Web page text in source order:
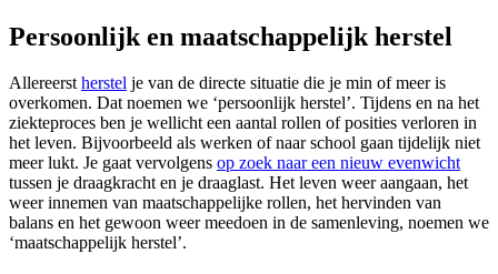
Persoonlijk en maatschappelijk herstel
Allereerstherstel je van de directe situatie die je min of meer is
overkomen. Dat noemen we ‘persoonlijk herstel’. Tijdens en na het
ziekteproces ben je wellicht een aantal rollen of posities verloren in
het leven. Bijvoorbeeld als werken of naar school gaan tijdelijk niet
meer lukt. Je gaat vervolgens op zoek naar een nieuw evenwicht
tussen je draagkracht en je draaglast. Het leven weer aangaan, het
weer innemen van maatschappelijke rollen, het hervinden van
balans en het gewoon weer meedoen in de samenleving, noemen we
‘maatschappelijk herstel’.